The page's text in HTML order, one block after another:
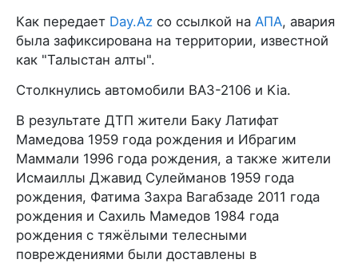
Как передает Day.Az со ссылкой на АПА, авария
была зафиксирована на территории, известной
как "Талыстан алты".
Столкнулись автомобили ВАЗ-2106 и Kia.
В результате ДТП жители Баку Латифат
Мамедова 1959 года рождения и Ибрагим
Маммали 1996 года рождения, а также жители
Исмаиллы Джавид Сулейманов 1959 года
рождения, Фатима Захра Вагабзаде 2011 года
рождения и Сахиль Мамедов 1984 года
рождения с тяжёлыми телесными
повреждениями были доставлены в